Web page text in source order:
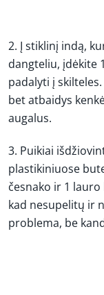
2. Į stiklinį indą,
dangteliu, įdėkite
padalyti į
bet atbaidys
augalus.
3. Puikiai
plastikiniuose
česnako ir 1
kad nesupelitų ir
problema, be